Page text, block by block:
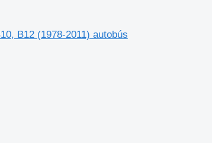
B12 (1978-2011) autobús